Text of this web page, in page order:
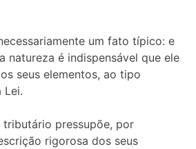
um fato típico: e
natureza é indispensável que ele
seus elementos, ao tipo
Lei.
pressupõe, por
rigorosa dos seus